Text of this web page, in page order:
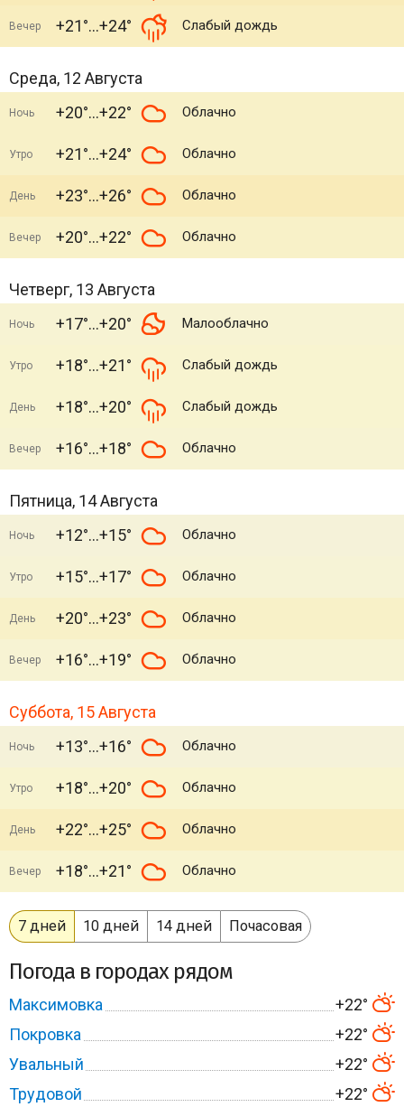
Вечер +21° +24° Слабый дождь
Среда, 12 Августа
Ночь +20° +22° Облачно
Утро +21° +24° Облачно
День +23° +26° Облачно
Вечер +20° +22° Облачно
Четверг, 13 Августа
Ночь +17° +20° Малооблачно
Утро +18° +21° Слабый дождь
День +18° +20° Слабый дождь
Вечер +16° +18° Облачно
Пятница, 14 Августа
Ночь +12° +15° Облачно
Утро +15° +17° Облачно
День +20° +23° Облачно
Вечер +16° +19° Облачно
Суббота, 15 Августа
Ночь +13° +16° Облачно
Утро +18° +20° Облачно
День +22° +25° Облачно
Вечер +18° +21° Облачно
7 дней 10 дней 14 дней Почасовая
Погода в городах рядом
Максимовка
+22°
Покровка
+22°
Увальный
+22°
Трудовой
+22°